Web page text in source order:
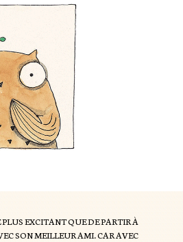
Keong-A Song a apporté
à l’ouvrage, lui
atmosphère envoûtante qui
de redécouvrir
lecture, pour leur plus
PLUS EXCITANT QUE DE PARTIR À
SON MEILLEUR AMI. CAR AVEC